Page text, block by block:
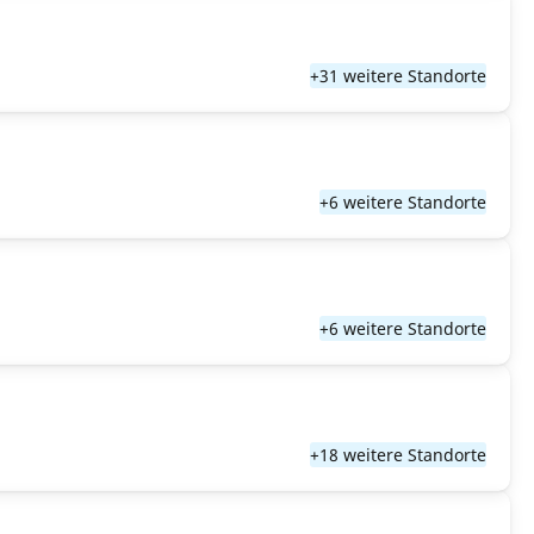
+31 weitere Standorte
+6 weitere Standorte
+6 weitere Standorte
+18 weitere Standorte